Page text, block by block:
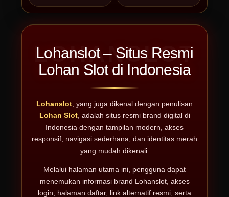
Lohanslot – Situs Resmi
Lohan Slot di Indonesia
Lohanslot , yang juga dikenal dengan penulisan
Lohan Slot, adalah situs resmi brand digital di
Indonesia dengan tampilan modern, akses
responsif, navigasi sederhana, dan identitas merah
yang mudah dikenali.
Melalui halaman utama ini, pengguna dapat
menemukan informasi brand Lohanslot, akses
login, halaman daftar, link alternatif resmi, serta